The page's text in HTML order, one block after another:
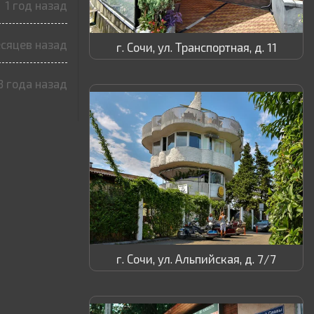
1 год назад
назад
года назад
г. Сочи, ул. Транспортная, д. 11
г. Сочи, ул. Альпийская, д. 7/7